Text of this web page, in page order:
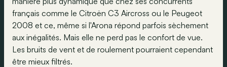
français comme le Citroën C3 Aircross ou le Peugeot
2008 et ce, même si l'Arona répond parfois sèchement
aux inégalités. Mais elle ne perd pas le confort de vue.
Les bruits de vent et de roulement pourraient cependant
être mieux filtrés.